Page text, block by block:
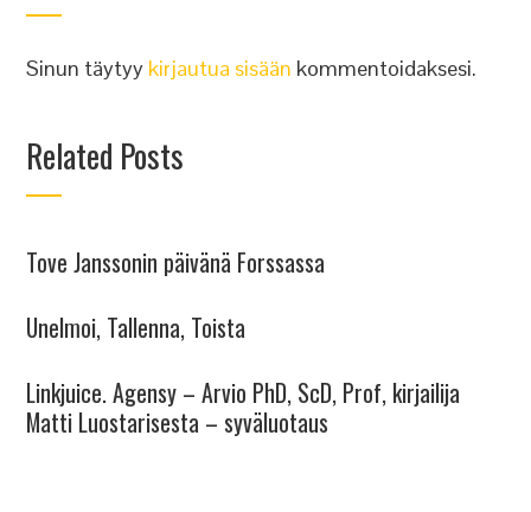
Sinun täytyy kirjautua sisään kommentoidaksesi.
Related Posts
Tove Janssonin päivänä Forssassa
Unelmoi, Tallenna, Toista
Linkjuice. Agensy – Arvio PhD, ScD, Prof, kirjailija
Matti Luostarisesta – syväluotaus